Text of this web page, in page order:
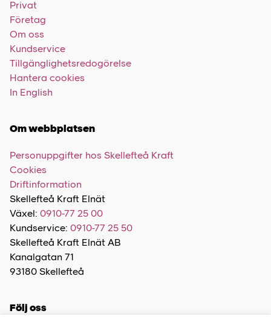
Privat
Företag
Om oss
Kundservice
Tillgänglighetsredogörelse
Hantera cookies
In English
Om webbplatsen
Personuppgifter hos Skellefteå Kraft
Cookies
Driftinformation
Skellefteå Kraft Elnät
Växel: 0910-77 25 00
Kundservice: 0910-77 25 50
Skellefteå Kraft Elnät AB
Kanalgatan 71
93180 Skellefteå
Följ oss